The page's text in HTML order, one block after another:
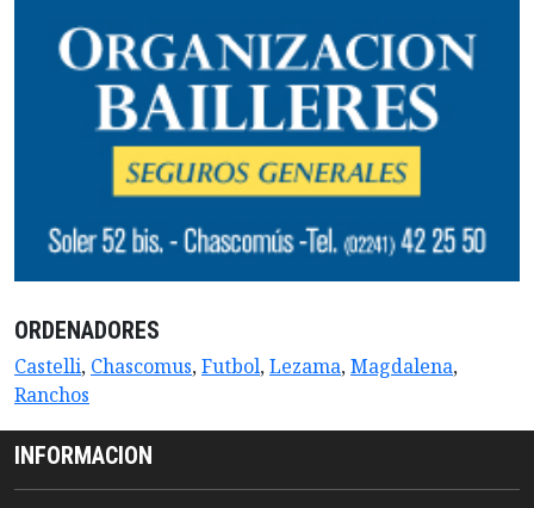
ORDENADORES
Castelli, Chascomus,Futbol,Lezama,Magdalena,
Ranchos
INFORMACION